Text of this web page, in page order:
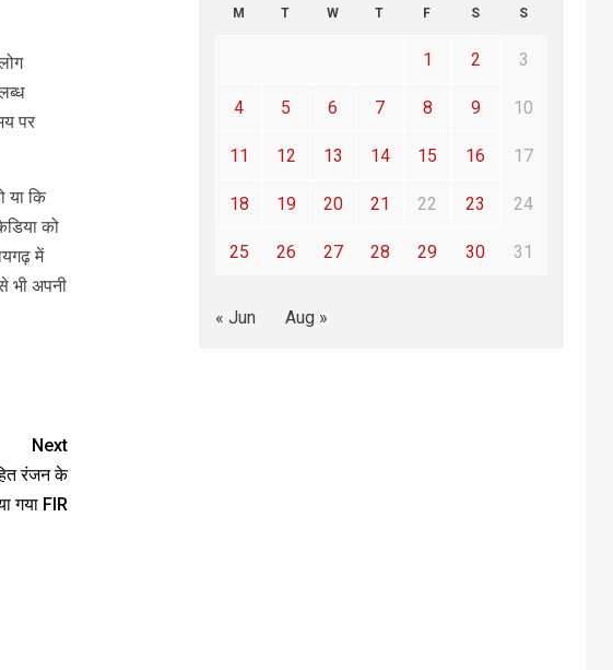
पर
या कि
को
में
भी अपनी
Next
रंजन के
गया FIR
M T W T F S S
1 2 3
4 5 6 7 8 9 10
11 12 13 14 15 16 17
18 19 20 21 22 23 24
25 26 27 28 29 30 31
« Jun Aug »